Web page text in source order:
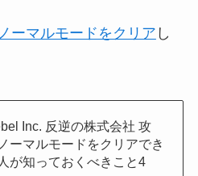
ノーマルモードをクリア し
Inc. 反逆の株式会社 攻
ーマルモードをクリアでき
が知っておくべきこと4